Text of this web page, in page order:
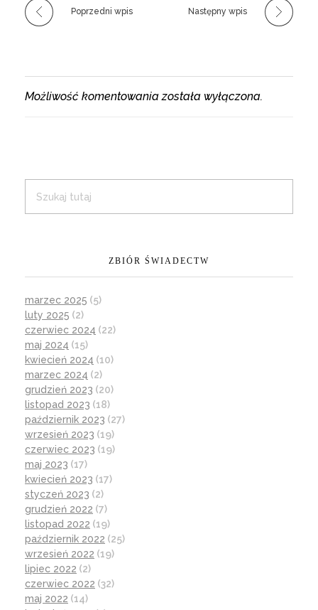
Poprzedni wpis Następny wpis
Możliwość komentowania została wyłączona.
ZBIÓR ŚWIADECTW
marzec 2025 (5)
luty 2025 (2)
czerwiec 2024 (22)
maj 2024 (15)
kwiecień 2024 (10)
marzec 2024 (2)
grudzień 2023 (20)
listopad 2023 (18)
październik 2023 (27)
wrzesień 2023 (19)
czerwiec 2023 (19)
maj 2023 (17)
kwiecień 2023 (17)
styczeń 2023 (2)
grudzień 2022 (7)
listopad 2022 (19)
październik 2022 (25)
wrzesień 2022 (19)
lipiec 2022 (2)
czerwiec 2022 (32)
maj 2022 (14)